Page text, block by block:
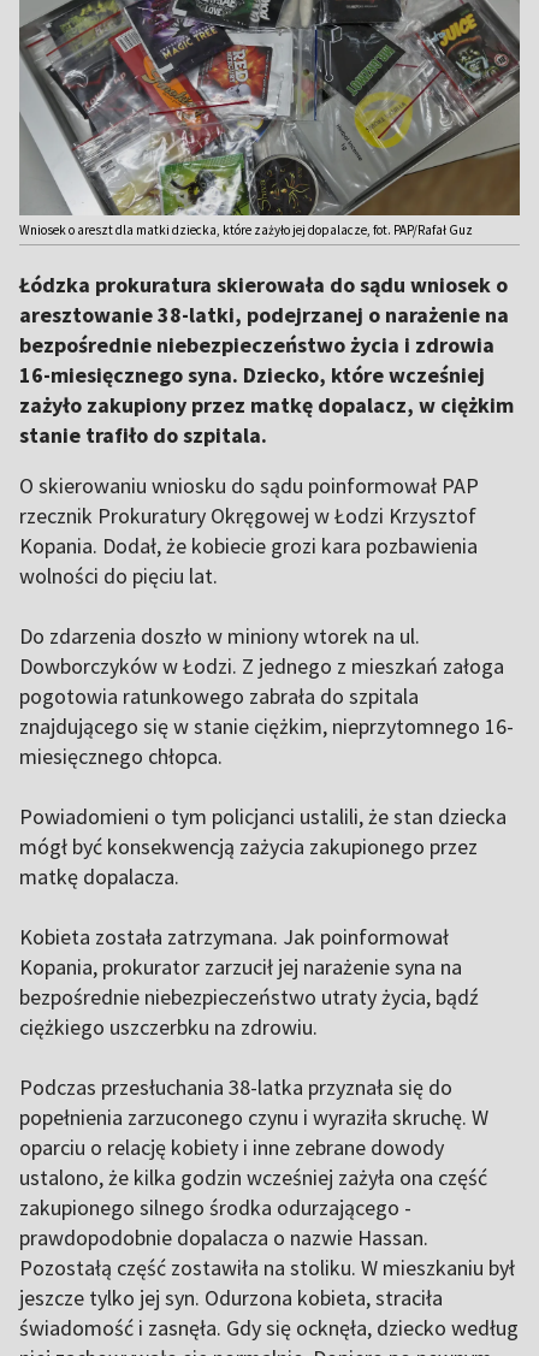
Wniosek o areszt dla matki dziecka, które zażyło jej dopalacze, fot. PAP/Rafał Guz
Łódzka prokuratura skierowała do sądu wniosek o
aresztowanie 38-latki, podejrzanej o narażenie na
bezpośrednie niebezpieczeństwo życia i zdrowia
16-miesięcznego syna. Dziecko, które wcześniej
zażyło zakupiony przez matkę dopalacz, w ciężkim
stanie trafiło do szpitala.
O skierowaniu wniosku do sądu poinformował PAP
rzecznik Prokuratury Okręgowej w Łodzi Krzysztof
Kopania. Dodał, że kobiecie grozi kara pozbawienia
wolności do pięciu lat.
Do zdarzenia doszło w miniony wtorek na ul.
Dowborczyków w Łodzi. Z jednego z mieszkań załoga
pogotowia ratunkowego zabrała do szpitala
znajdującego się w stanie ciężkim, nieprzytomnego 16-
miesięcznego chłopca.
Powiadomieni o tym policjanci ustalili, że stan dziecka
mógł być konsekwencją zażycia zakupionego przez
matkę dopalacza.
Kobieta została zatrzymana. Jak poinformował
Kopania, prokurator zarzucił jej narażenie syna na
bezpośrednie niebezpieczeństwo utraty życia, bądź
ciężkiego uszczerbku na zdrowiu.
Podczas przesłuchania 38-latka przyznała się do
popełnienia zarzuconego czynu i wyraziła skruchę. W
oparciu o relację kobiety i inne zebrane dowody
ustalono, że kilka godzin wcześniej zażyła ona część
zakupionego silnego środka odurzającego -
prawdopodobnie dopalacza o nazwie Hassan.
Pozostałą część zostawiła na stoliku. W mieszkaniu był
jeszcze tylko jej syn. Odurzona kobieta, straciła
świadomość i zasnęła. Gdy się ocknęła, dziecko według